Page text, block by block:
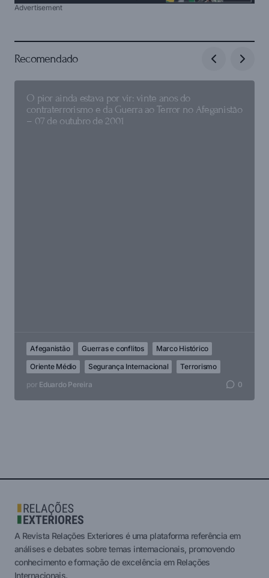
Advertisement
Recomendado
O pior ainda estava por vir: vinte anos do
contraterrorismo e da Guerra ao Terror no Afeganistão
– 07 de outubro de 2001
Afeganistão Guerras e conflitos
Marco Histórico
Oriente Médio
Segurança Internacional
Terrorismo
por Eduardo Pereira 0
A Revista Relações Exteriores é uma plataforma referência em
análises e debates sobre temas internacionais, promovendo
conhecimento e formação de excelência em Relações
Internacionais.